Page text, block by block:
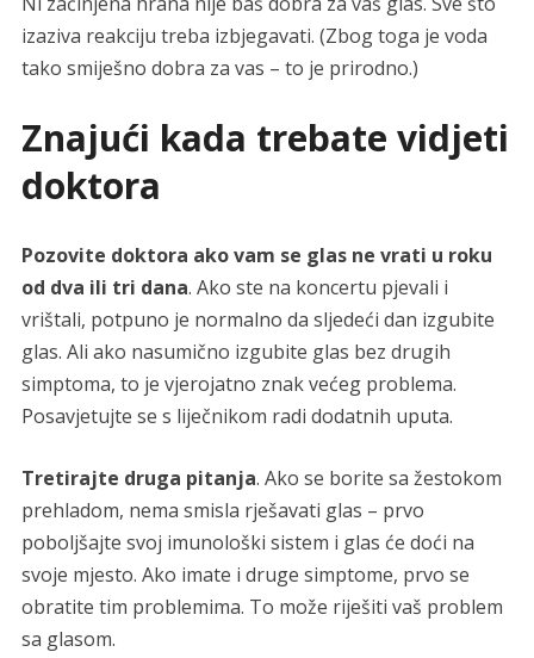
izaziva reakciju treba izbjegavati. (Zbog toga je voda
tako smiješno dobra za vas – to je prirodno.)
Znajući kada trebate vidjeti
doktora
Pozovite doktora ako vam se glas ne vrati u roku
od dva ili tri dana. Ako ste na koncertu pjevali i
vrištali, potpuno je normalno da sljedeći dan izgubite
glas. Ali ako nasumično izgubite glas bez drugih
simptoma, to je vjerojatno znak većeg problema.
Posavjetujte se s liječnikom radi dodatnih uputa.
Tretirajte druga pitanja. Ako se borite sa žestokom
prehladom, nema smisla rješavati glas – prvo
poboljšajte svoj imunološki sistem i glas će doći na
svoje mjesto. Ako imate i druge simptome, prvo se
obratite tim problemima. To može riješiti vaš problem
sa glasom.